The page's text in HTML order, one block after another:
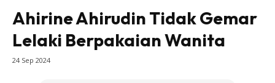
Ahirine Ahirudin Tidak Gemar
Lelaki Berpakaian Wanita
24 Sep 2024